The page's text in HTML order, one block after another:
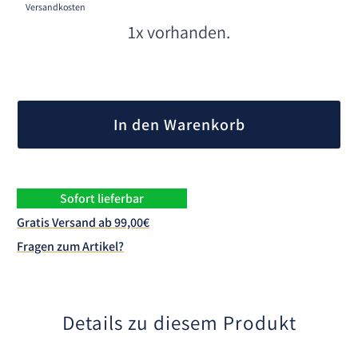
Versandkosten
1x vorhanden.
In den Warenkorb
Sofort lieferbar
Gratis Versand ab 99,00€
Fragen zum Artikel?
Details zu diesem Produkt